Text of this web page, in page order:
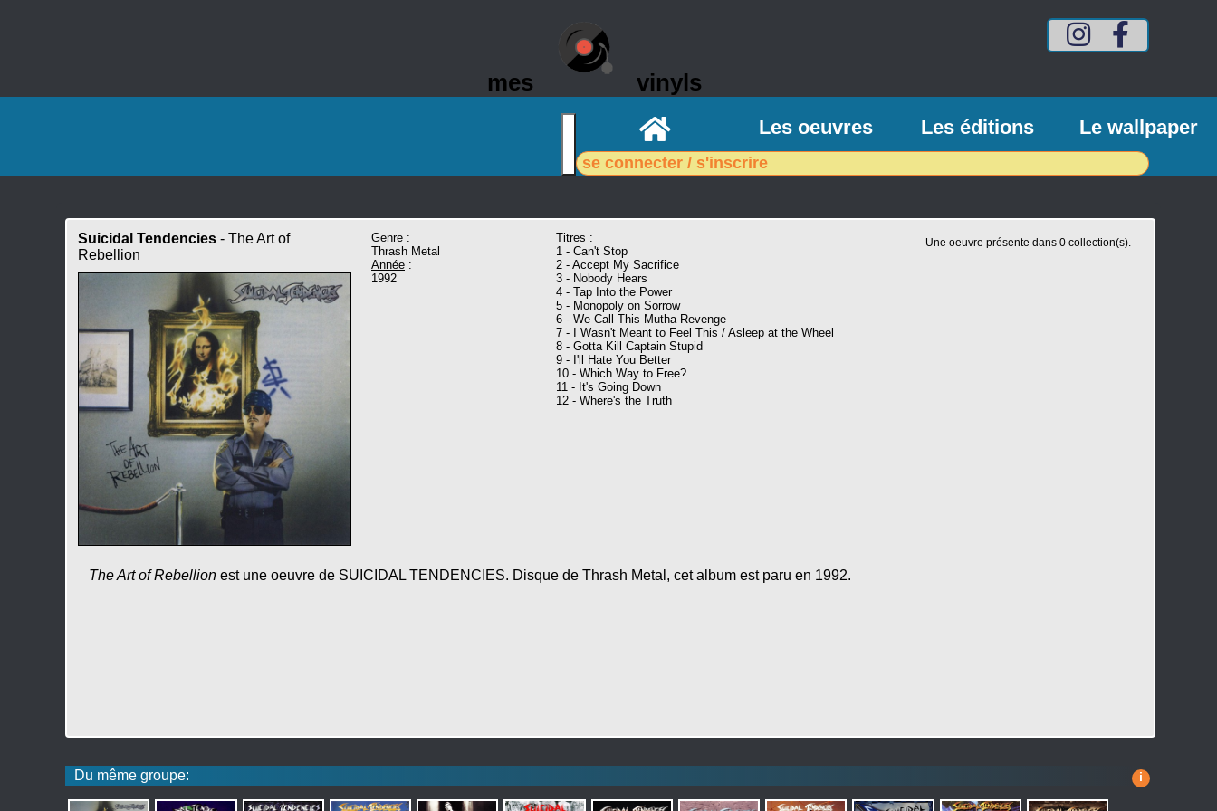
mes vinyls
Compte
Intagram
mes-
Compte
mes-
AccueilLes oeuvres Les éditions Le wallpaper
se connecter / s'inscrire
Suicidal Tendencies - The Art of
Rebellion
Genre :
Thrash Metal
Année :
1992
Titres :
1 - Can't Stop
2 - Accept My Sacrifice
3 - Nobody Hears
4 - Tap Into the Power
5 - Monopoly on Sorrow
6 - We Call This Mutha Revenge
7 - I Wasn't Meant to Feel This / Asleep at the Wheel
8 - Gotta Kill Captain Stupid
9 - I'll Hate You Better
10 - Which Way to Free?
11 - It's Going Down
12 - Where's the Truth
Une oeuvre présente dans 0 collection(s).
The Art of Rebellion est une oeuvre de SUICIDAL TENDENCIES. Disque de Thrash Metal, cet album est paru en 1992.
Du même groupe: i